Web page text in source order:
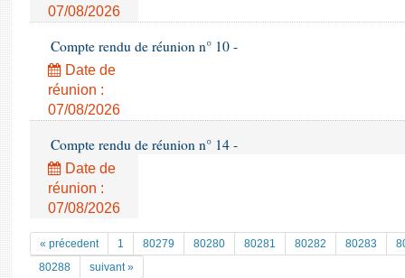
07/08/2026
Compte rendu de réunion n° 10 -
Date de
réunion :
07/08/2026
Compte rendu de réunion n° 14 -
Date de
réunion :
07/08/2026
« précedent 1 80279 80280 80281 80282 80283
80288
suivant »